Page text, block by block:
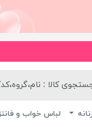
لباس خواب و